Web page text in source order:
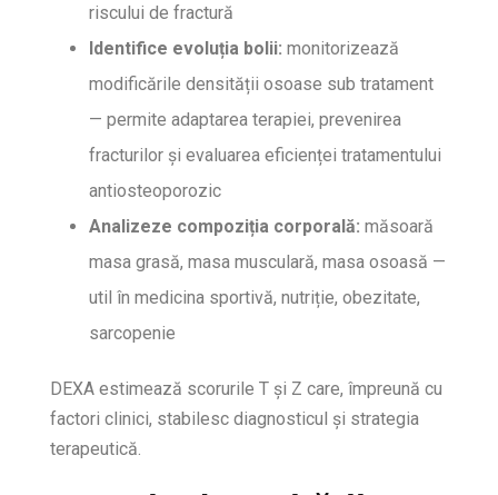
riscului de fractură
Identifice evoluția bolii: monitorizează
modificările densității osoase sub tratament
— permite adaptarea terapiei, prevenirea
fracturilor și evaluarea eficienței tratamentului
antiosteoporozic
Analizeze compoziția corporală: măsoară
masa grasă, masa musculară, masa osoasă —
util în medicina sportivă, nutriție, obezitate,
sarcopenie
DEXA estimează scorurile T și Z care, împreună cu
factori clinici, stabilesc diagnosticul și strategia
terapeutică.